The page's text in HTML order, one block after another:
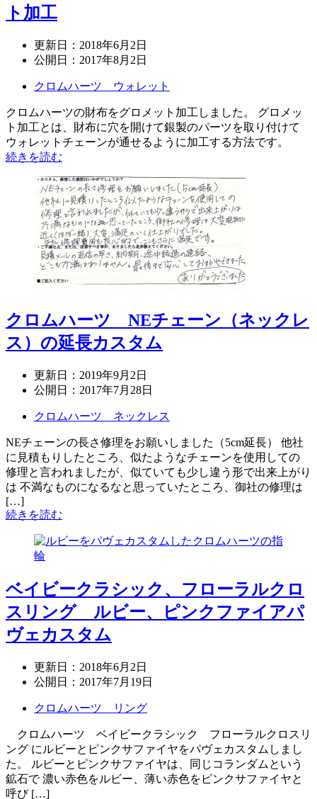
ト加工
更新日： 2018年6月2日
公開日： 2017年8月2日
クロムハーツ ウォレット
クロムハーツの財布をグロメット加工しました。 グロメッ
ト加工とは、財布に穴を開けて銀製のパーツを取り付けて
ウォレットチェーンが通せるように加工する方法です。
続きを読む
クロムハーツ NEチェーン（ネックレ
ス）の延長カスタム
更新日： 2019年9月2日
公開日： 2017年7月28日
クロムハーツ ネックレス
NEチェーンの長さ修理をお願いしました（5cm延長） 他社
に見積もりしたところ、似たようなチェーンを使用しての
修理と言われましたが、似ていても少し違う形で出来上がり
は 不満なものになるなと思っていたところ、御社の修理は
[…]
続きを読む
ベイビークラシック、フローラルクロ
スリング ルビー、ピンクファイアパ
ヴェカスタム
更新日： 2018年6月2日
公開日： 2017年7月19日
クロムハーツ リング
クロムハーツ ベイビークラシック フローラルクロスリ
ング にルビーとピンクサファイヤをパヴェカスタムしまし
た。 ルビーとピンクサファイヤは、同じコランダムという
鉱石で 濃い赤色をルビー、薄い赤色をピンクサファイヤと
呼び […]